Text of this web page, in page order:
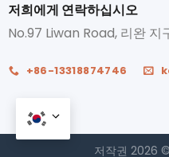
저희에게 연락하십시오
No.97 Liwan Road, 리완 지
+86-13318874746
저작권 2026